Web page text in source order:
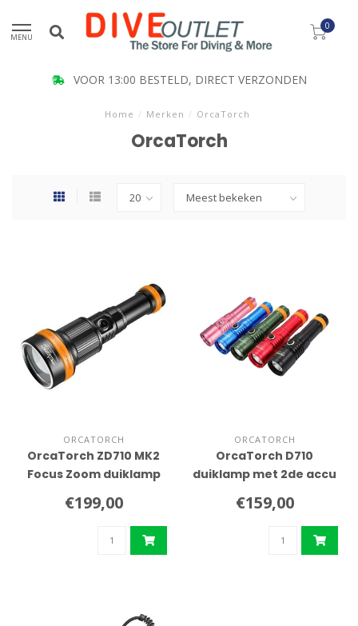
MENU
0
VOOR 13:00 BESTELD, DIRECT VERZONDEN
Home / Merken / OrcaTorch
OrcaTorch
ORCATORCH
OrcaTorch ZD710 MK2
Focus Zoom duiklamp
€199,00
ORCATORCH
OrcaTorch D710
duiklamp met 2de accu
€159,00